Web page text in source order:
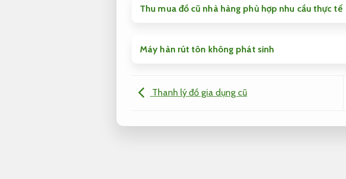
Thu mua đồ cũ nhà hàng phù hợp nhu cầu thực tế
Máy hàn rút tôn không phát sinh
Thanh lý đồ gia dụng cũ